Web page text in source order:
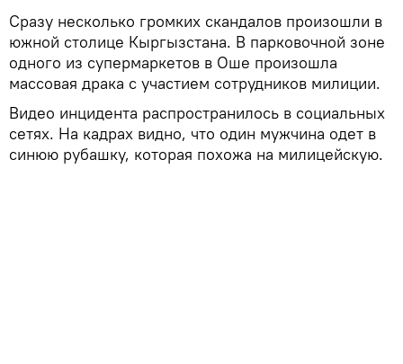
Сразу несколько громких скандалов произошли в
южной столице Кыргызстана. В парковочной зоне
одного из супермаркетов в Оше произошла
массовая драка с участием сотрудников милиции.
Видео инцидента распространилось в социальных
сетях. На кадрах видно, что один мужчина одет в
синюю рубашку, которая похожа на милицейскую.